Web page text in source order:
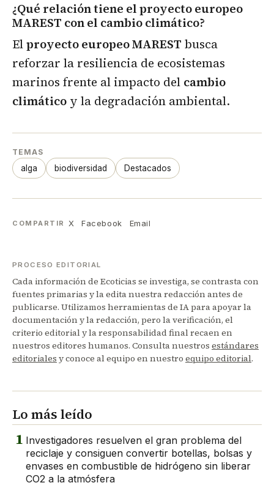
¿Qué relación tiene el proyecto europeo
MAREST con el cambio climático?
Elproyecto europeo MAREST busca
reforzar la resiliencia de ecosistemas
marinos frente al impacto del cambio
climático y la degradación ambiental.
TEMAS
alga biodiversidad Destacados
COMPARTIR X Facebook Email
PROCESO EDITORIAL
Cada información de Ecoticias se investiga, se contrasta con
fuentes primarias y la edita nuestra redacción antes de
publicarse. Utilizamos herramientas de IA para apoyar la
documentación y la redacción, pero la verificación, el
criterio editorial y la responsabilidad final recaen en
nuestros editores humanos. Consulta nuestros estándares
editoriales y conoce al equipo en nuestro equipo editorial.
Lo más leído
1 Investigadores resuelven el gran problema del
reciclaje y consiguen convertir botellas, bolsas y
envases en combustible de hidrógeno sin liberar
CO2 a la atmósfera